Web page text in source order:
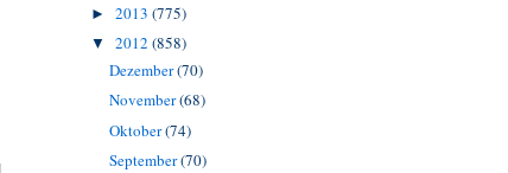
► 2013 (775)
▼ 2012 (858)
Dezember(70)
November(68)
Oktober(74)
September(70)